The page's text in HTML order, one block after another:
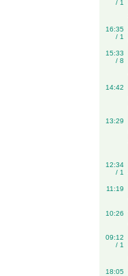
/ 1
16:35
/ 1
15:33
/ 8
14:42
13:29
12:34
/ 1
11:19
10:26
09:12
/ 1
18:05